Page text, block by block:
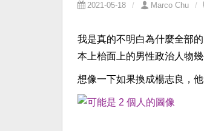
2021-05-18 Marco Chu
我是真的不明白為什麼全部
本上枱面上的男性政治人物幾
想像一下如果換成楊志良，